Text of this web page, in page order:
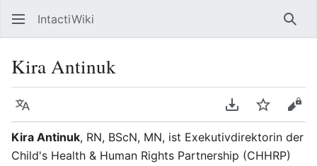
IntactiWiki
Kira Antinuk
Sprache PDF
Kira Antinuk, RN, BScN, MN, ist Exekutivdirektorin der
Child's Health & Human Rights Partnership (CHHRP)